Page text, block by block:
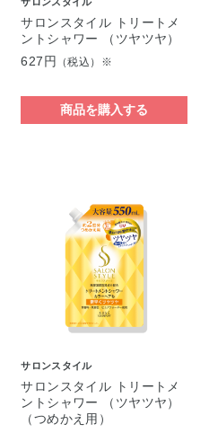
サロンスタイル トリートメ
ントシャワー （ツヤツヤ）
627円
（税込）※
商品を購入する
サロンスタイル
サロンスタイル トリートメ
ントシャワー （ツヤツヤ）
（つめかえ用）